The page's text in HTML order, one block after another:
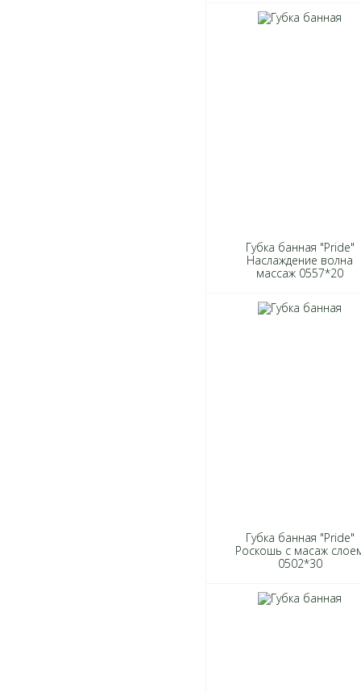
Губка банная "Pride"
Наслаждение волна
массаж 0557*20
Губка банная "Pride"
Роскошь с масаж
0502*30